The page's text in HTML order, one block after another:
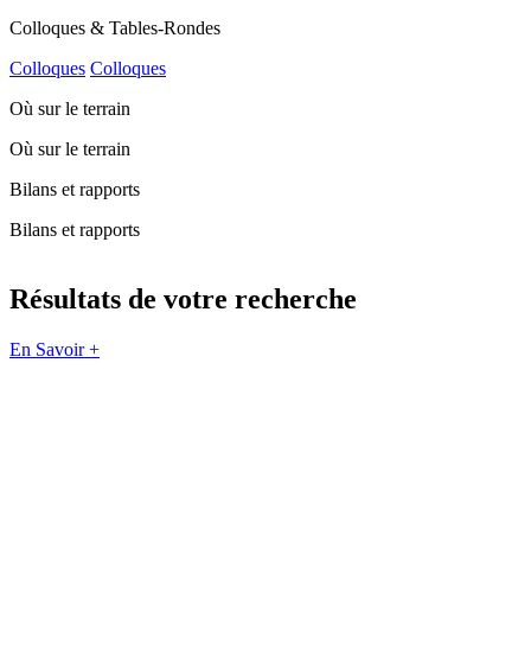
Colloques & Tables-Rondes
Colloques Colloques
Où sur le terrain
Où sur le terrain
Bilans et rapports
Bilans et rapports
Résultats de votre recherche
En Savoir +